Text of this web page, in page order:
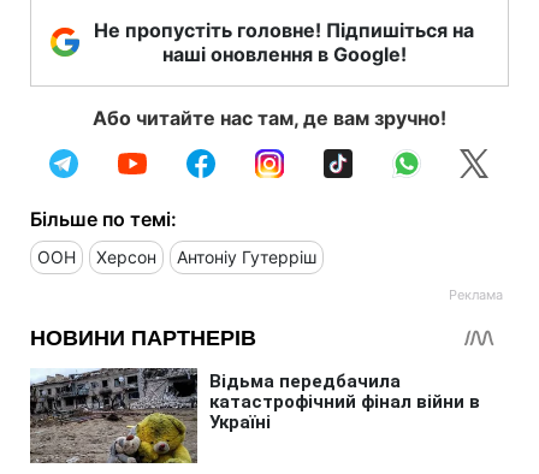
Не пропустіть головне! Підпишіться на
наші оновлення в Google!
Або читайте нас там, де вам зручно!
Більше по темі:
ООН Херсон Антоніу Гутерріш